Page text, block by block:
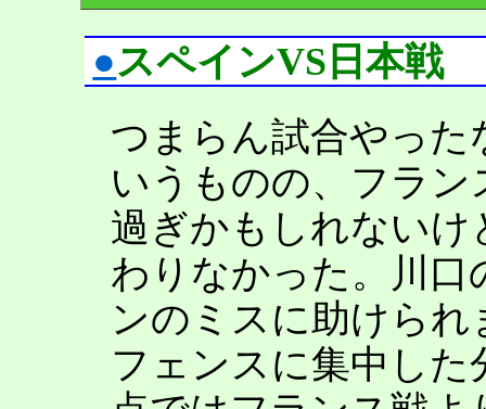
●スペインVS日本戦
つまらん試合やった
いうものの、フラ
過ぎかもしれない
わりなかった。川
ンのミスに助けら
フェンスに集中し